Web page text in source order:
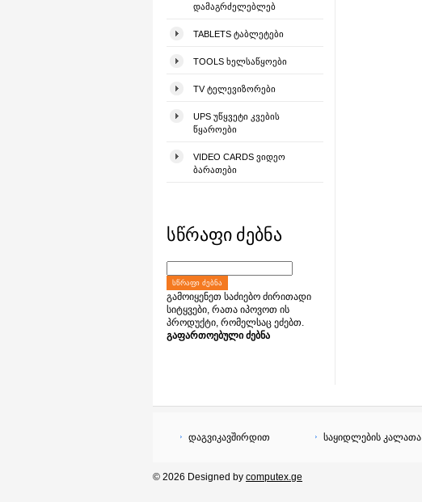
ᲓᲐᲛᲐᲒᲠᲫᲔᲚᲔᲑᲚᲔᲑ
TABLETS ᲢᲐᲑᲚᲔᲢᲔᲑᲘ
TOOLS ᲮᲔᲚᲡᲐᲬᲧᲝᲔᲑᲘ
TV ᲢᲔᲚᲔᲕᲘᲖᲝᲠᲔᲑᲘ
UPS ᲣᲬᲧᲕᲔᲢᲘ ᲙᲕᲔᲑᲘᲡ
ᲬᲧᲐᲠᲝᲔᲑᲘ
VIDEO CARDS ᲕᲘᲓᲔᲝ
ᲑᲐᲠᲐᲗᲔᲑᲘ
სწრაფი ძებნა
ᲡᲬᲠᲐᲤᲘ ᲫᲔᲑᲜᲐ
გამოიყენეთ საძიებო ძირითადი
სიტყვები, რათა იპოვოთ ის
პროდუქტი, რომელსაც ეძებთ.
გაფართოებული ძებნა
დაგვიკავშირდით საყიდლების კალათა
© 2026 Designed by computex.ge